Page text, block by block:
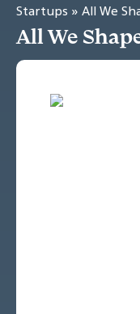
Startups » All We
All We